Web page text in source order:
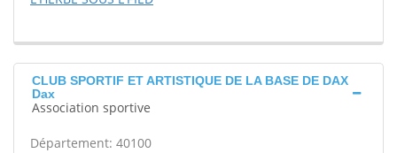
CLUB SPORTIF ET ARTISTIQUE DE LA BASE DE DAX
Dax
Association sportive
Département: 40100